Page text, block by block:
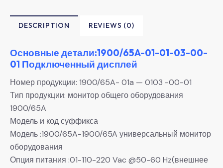
DESCRIPTION REVIEWS (0)
Основные детали:1900/65A-01-01-03-00-
01 Подключенный дисплей
Номер продукции: 1900/65A- 01a — 0103 -00-01
Тип продукции: монитор общего оборудования
1900/65A
Модель и код суффикса
Модель :1900/65A-1900/65A универсальный монитор
оборудования
Опция питания :01-110-220 Vac @50-60 Hz(внешнее